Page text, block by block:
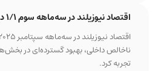
اقتصاد نیوزیلند در سه‌ماهه سوم ۱/۱ درصد رشد کرد
ناخالص داخلی، بهبود گسترده‌ای در
تجربه کرد.